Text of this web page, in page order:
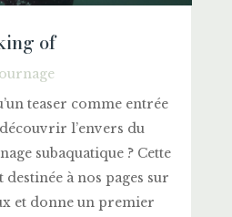
of
teaser comme entrée
l’envers du
subaquatique ? Cette
à nos pages sur
et donne un premier